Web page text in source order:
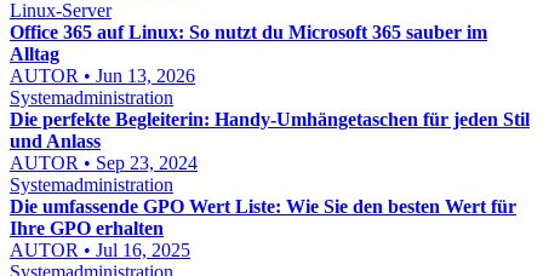
Linux-Server
Office 365 auf Linux: So nutzt du Microsoft 365 sauber im
Alltag
AUTOR • Jun 13, 2026
Systemadministration
Die perfekte Begleiterin: Handy-Umhängetaschen für jeden Stil
und Anlass
AUTOR • Sep 23, 2024
Systemadministration
Die umfassende GPO Wert Liste: Wie Sie den besten Wert für
Ihre GPO erhalten
AUTOR • Jul 16, 2025
Systemadministration